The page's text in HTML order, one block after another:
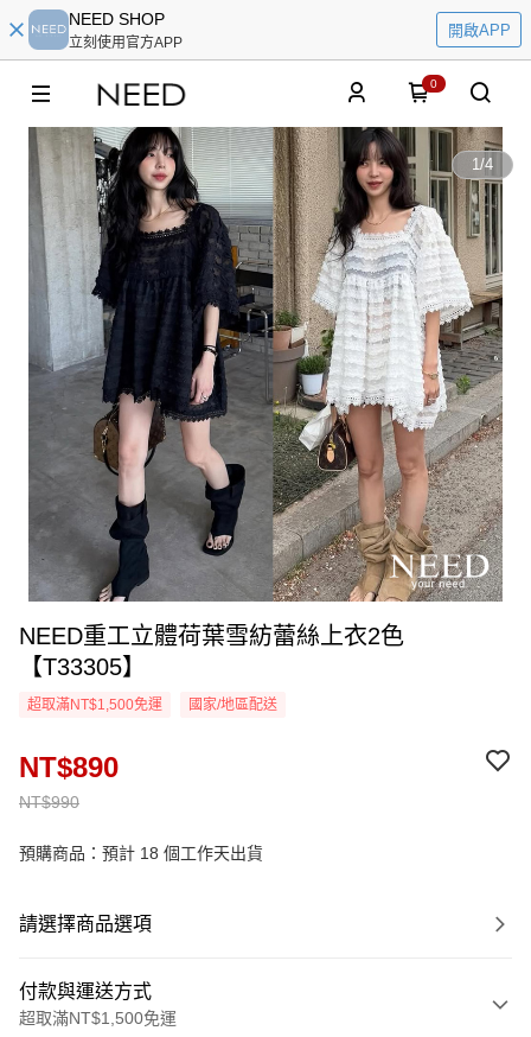
NEED SHOP
立刻使用官方APP
開啟APP
0
1/4
NEED重工立體荷葉雪紡蕾絲上衣2色
【T33305】
超取滿NT$1,500免運 國家/地區配送
NT$990
NT$890
預購商品：預計 18 個工作天出貨
請選擇商品選項
付款與運送方式
超取滿NT$1,500免運